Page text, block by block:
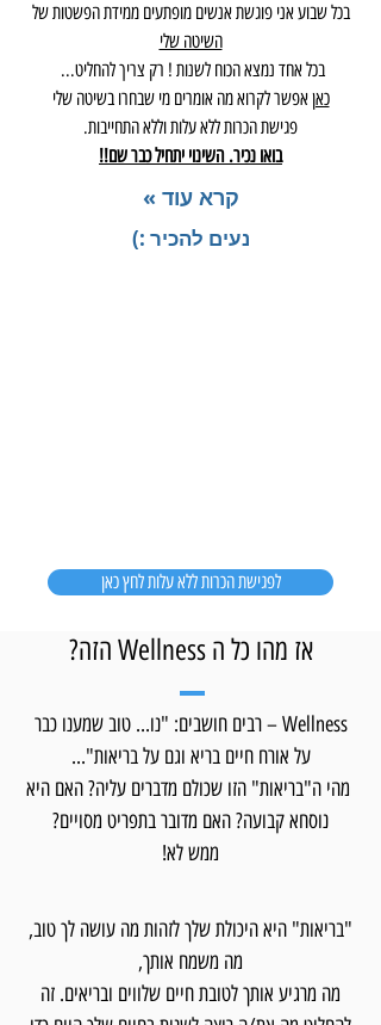
בכל שבוע אני פוגשת אנשים מופתעים ממידת הפשטות של
השיטה שלי
בכל אחד נמצא הכוח לשנות ! רק צריך להחליט...
כאןאפשר לקרוא מה אומרים מי שבחרו בשיטה שלי
פגישת הכרות ללא עלות וללא התחייבות.
בואו נכיר.השינוי יתחיל כבר שם!!
קרא עוד »
נעים להכיר :)
לפגישת הכרות ללא עלות לחץ כאן
?הזה Wellness אז מהו כל ה
Wellness – רבים חושבים: "נו... טוב שמענו כבר
על אורח חיים בריא וגם על בריאות"...
מהי ה"בריאות" הזו שכולם מדברים עליה? האם היא
נוסחא קבועה? האם מדובר בתפריט מסויים?
ממש לא!
"בריאות" היא היכולת שלך לזהות מה עושה לך טוב,
מה משמח אותך,
מה מרגיע אותך לטובת חיים שלווים ובריאים. זה